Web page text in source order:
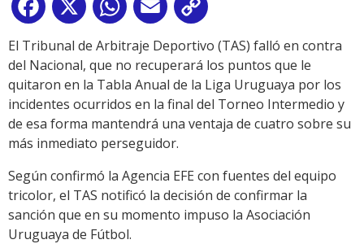
Facebook
X WhatsApp
Email
Link
El Tribunal de Arbitraje Deportivo (TAS) falló en contra
del Nacional, que no recuperará los puntos que le
quitaron en la Tabla Anual de la Liga Uruguaya por los
incidentes ocurridos en la final del Torneo Intermedio y
de esa forma mantendrá una ventaja de cuatro sobre su
más inmediato perseguidor.
Según confirmó la Agencia EFE con fuentes del equipo
tricolor, el TAS notificó la decisión de confirmar la
sanción que en su momento impuso la Asociación
Uruguaya de Fútbol.